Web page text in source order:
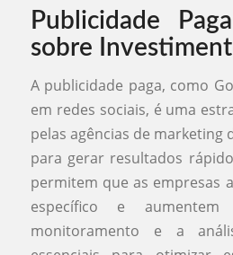
Publicidade
sobre
A publicidade paga, como
em redes sociais, é uma
pelas agências de marketing
para gerar resultados
permitem que as empresas
específico e
monitoramento e a